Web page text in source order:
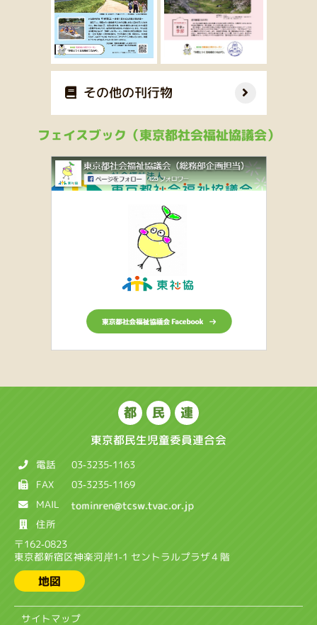
その他の刊行物
フェイスブック（東京都社会福祉協議会）
都 民 連
東京都民生児童委員連合会
電話 03-3235-1163
FAX 03-3235-1169
MAIL
住所
〒162-0823
東京都新宿区神楽河岸1-1 セントラルプラザ４階
地図
サイトマップ